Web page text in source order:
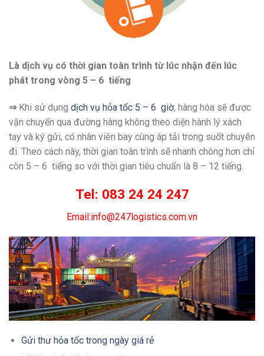
Là dịch vụ có thời gian toàn trình từ lúc nhận đến lúc
phát trong vòng 5 – 6 tiếng
⇒Khi sử dụng dịch vụ hỏa tốc 5 – 6 giờ, hàng hóa sẽ được
vận chuyển qua đường hàng không theo diện hành lý xách
tay và ký gửi, có nhân viên bay cùng áp tải trong suốt chuyên
đi. Theo cách này, thời gian toàn trình sẽ nhanh chóng hơn chỉ
còn 5 – 6 tiếng so với thời gian tiêu chuẩn là 8 – 12 tiếng.
Tel: 083 24 24 247
Email:info@247logistics.com.vn
Gửi thư hỏa tốc trong ngày giá rẻ